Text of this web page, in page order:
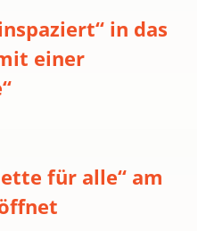
in das
einer
für alle“ am